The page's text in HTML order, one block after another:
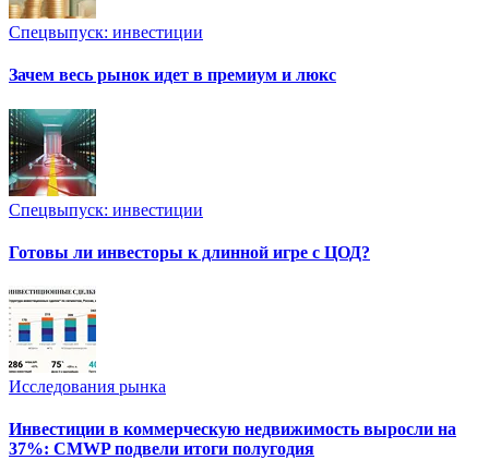
Спецвыпуск: инвестиции
Зачем весь рынок идет в премиум и люкс
Спецвыпуск: инвестиции
Готовы ли инвесторы к длинной игре с ЦОД?
Исследования рынка
Инвестиции в коммерческую недвижимость выросли на
37%: CMWP подвели итоги полугодия